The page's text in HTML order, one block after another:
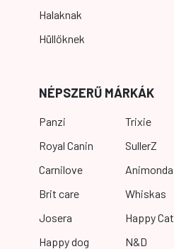
Halaknak
Hüllőknek
NÉPSZERŰ MÁRKÁK
Panzi
Royal Canin
Carnilove
Brit care
Josera
Happy dog
Trixie
SullerZ
Animonda
Whiskas
Happy Cat
N&D